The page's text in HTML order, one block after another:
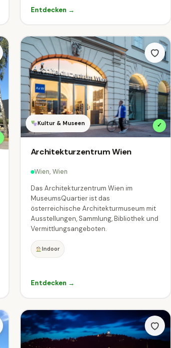
Entdecken →
Kultur & Museen ✓
Architekturzentrum Wien
Wien, Wien
Das Architekturzentrum Wien im
MuseumsQuartier ist das
österreichische Architekturmuseum mit
Ausstellungen, Sammlung, Bibliothek und
Vermittlungsangeboten.
Indoor
Entdecken →